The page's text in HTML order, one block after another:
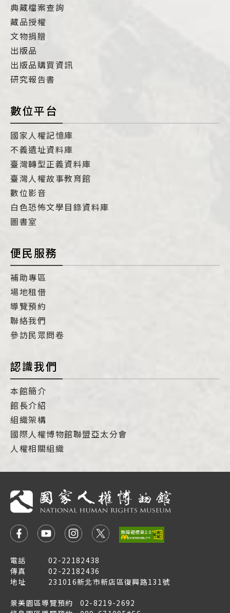
典藏檔案查詢
藏品授權
文物捐贈
出版品
出版品購買資訊
研究報告書
數位平台
國家人權記憶庫
不義遺址資料庫
臺灣轉型正義資料庫
臺灣人權故事教育館
數位影音
白色恐怖文學目錄資料庫
圖書室
便民服務
補助專區
場地租借
導覽預約
聯絡我們
參訪民眾問卷
認識我們
本館簡介
館長介紹
組織架構
國際人權博物館聯盟亞太分會
人權相關組織
電話
02-22182438
傳真
02-22182436
地址
231016新北市新店區復興路131號
景美園區導覽預約
02-8219-2692